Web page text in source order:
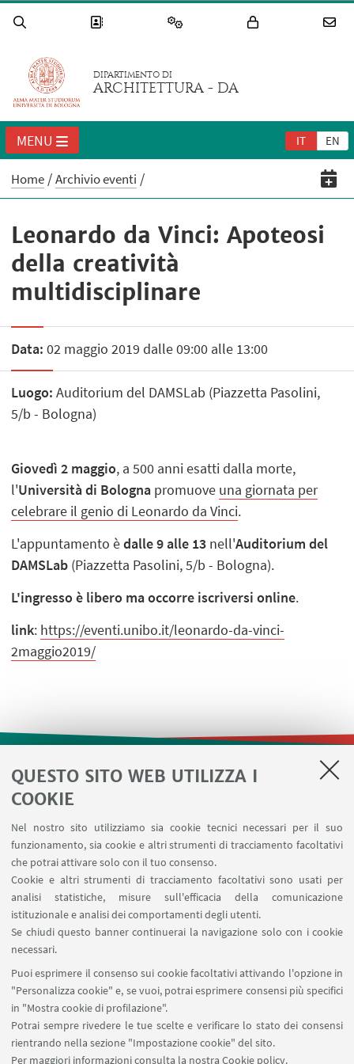
QUESTO SITO WEB UTILIZZA I
COOKIE
Nel nostro sito utilizziamo sia cookie tecnici necessari per il suo
funzionamento, sia cookie e altri strumenti di tracciamento facoltativi
che potrai attivare solo con il tuo consenso.
Cookie e altri strumenti di tracciamento facoltativi sono usati per
analisi statistiche, misure sull'efficacia della comunicazione
istituzionale e analisi dei comportamenti degli utenti.
Se chiudi questo banner continuerai la navigazione solo con i cookie
necessari.
Puoi esprimere il consenso sui cookie facoltativi attivando l'opzione in
"Personalizza cookie" e, se vuoi, potrai esprimere consensi più specifici
in "Mostra cookie di profilazione".
Potrai sempre rivedere le tue scelte e verificare lo stato dei consensi
rientrando nella sezione "Impostazione cookie" del sito.
Per maggiori informazioniconsulta la nostra Cookie policy.
DIPARTIMENTO DI
ARCHITETTURA - DA
IT EN
MENU
Home Archivio eventi
Leonardo da Vinci: Apoteosi
della creatività
multidisciplinare
Data: 02 maggio 2019 dalle 09:00 alle 13:00
Luogo: Auditorium del DAMSLab (Piazzetta Pasolini,
5/b - Bologna)
Giovedì 2 maggio, a 500 anni esatti dalla morte,
l'Università di Bologna promuove una giornata per
celebrare il genio di Leonardo da Vinci.
L'appuntamento èdalle 9 alle 13 nell'Auditorium del
DAMSLab (Piazzetta Pasolini, 5/b - Bologna).
L'ingresso è libero ma occorre iscriversi online.
link: https://eventi.unibo.it/leonardo-da-vinci-
2maggio2019/
LINK UTILI
Area riservata
Prenotazione risorse
SEGUI IL DIPARTIMENTO SU:
SEGUI UNIBO SU:
APP: